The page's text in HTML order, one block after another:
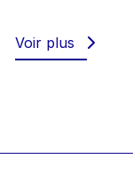
Voir plus